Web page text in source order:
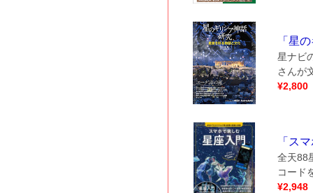
「 星
星ナビ
さんが
¥2,800
「 ス
全天88
コード
¥2,948